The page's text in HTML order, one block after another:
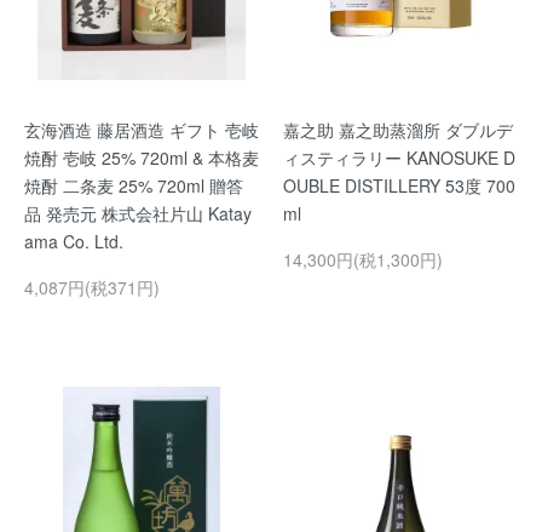
玄海酒造 藤居酒造 ギフト 壱岐
焼酎 壱岐 25% 720ml & 本格麦
焼酎 二条麦 25% 720ml 贈答
品 発売元 株式会社片山 Katay
ama Co. Ltd.
4,087円(税371円)
嘉之助 嘉之助蒸溜所 ダブルデ
ィスティラリー KANOSUKE D
OUBLE DISTILLERY 53度 700
ml
14,300円(税1,300円)